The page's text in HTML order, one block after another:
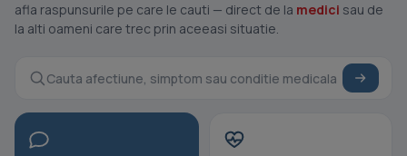
afla raspunsurile pe care le cauti — direct de la medici sau de
la alti oameni care trec prin aceeasi situatie.